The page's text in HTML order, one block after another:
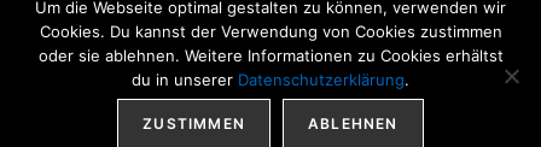
Um die Webseite optimal gestalten zu können, verwenden wir
Cookies. Du kannst der Verwendung von Cookies zustimmen
oder sie ablehnen. Weitere Informationen zu Cookies erhältst
du in unserer Datenschutzerklärung.
ZUSTIMMEN ABLEHNEN